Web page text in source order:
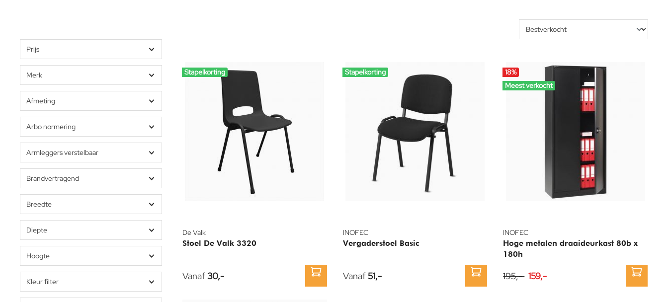
Prijs
Merk
Afmeting
Arbo normering
Armleggers verstelbaar
Brandvertragend
Breedte
Diepte
Hoogte
Kleur filter
Stapelkorting
De Valk
Stoel De Valk 3320
Vanaf30,-
Stapelkorting
INOFEC
Vergaderstoel Basic
Vanaf51,-
18%
Meest verkocht
INOFEC
Hoge metalen draaideurkast 80b x
180h
195,- 159,-